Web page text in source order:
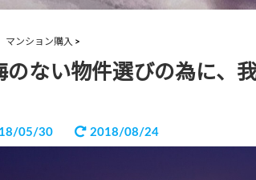
マンション購入
のない物件選びの為に、
05/30 2018/08/24